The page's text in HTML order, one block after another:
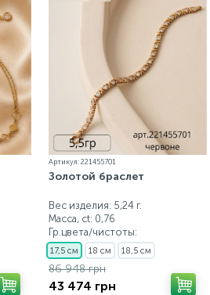
Артикул: 221455701
Золотой браслет
Вес изделия: 5,24 г.
Масса, ct: 0,76
Гр.цвета/чистоты:
17,5 см 18 см 18,5 см
86 948 грн
43 474 грн